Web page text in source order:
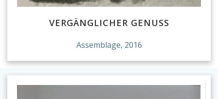
VERGÄNGLICHER GENUSS
Assemblage, 2016